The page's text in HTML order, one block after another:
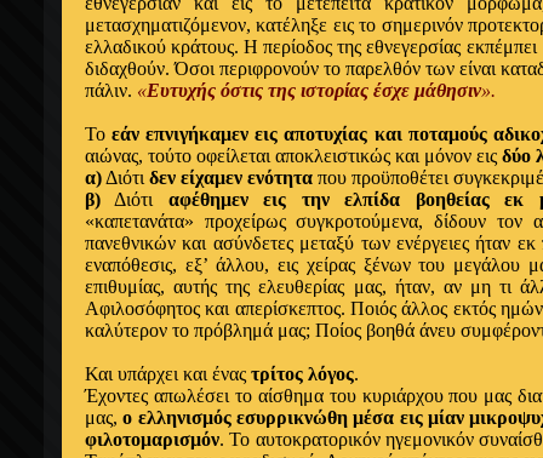
μετασχηματιζόμενον, κατέληξε εις το σημερινόν
ελλαδικού κράτους. Η περίοδος της εθνεγερσίας
διδαχθούν. Όσοι περιφρονούν το παρελθόν των είναι
πάλιν. «Ευτυχής όστις της ιστορίας έσχε μάθησιν».
Τοεάν επνιγήκαμεν εις αποτυχίας και ποταμούς
αιώνας, τούτο οφείλεται αποκλειστικώς και μόνον εις δύο
α) Διότι δεν είχαμεν ενότητα που προϋποθέτει
β) Διότι αφέθημεν εις την ελπίδα βοηθείας εκ
«καπετανάτα» προχείρως συγκροτούμενα, δίδουν
πανεθνικών και ασύνδετες μεταξύ των ενέργειες ήταν
εναπόθεσις, εξ’ άλλου, εις χείρας ξένων του μεγάλου
επιθυμίας, αυτής της ελευθερίας μας, ήταν, αν μη τι
Αφιλοσόφητος και απερίσκεπτος. Ποιός άλλος εκτός
καλύτερον το πρόβλημά μας; Ποίος βοηθά άνευ
Και υπάρχει και ένας τρίτος λόγος.
Έχοντες απωλέσει το αίσθημα του κυριάρχου που μας
μας,ο ελληνισμός εσυρρικνώθη μέσα εις μίαν
φιλοτομαρισμόν. Το αυτοκρατορικόν ηγεμονικόν